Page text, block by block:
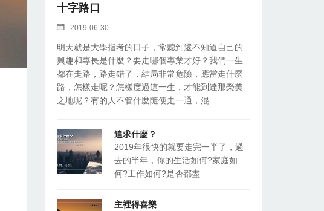
十字路口
2019-06-30
明天就是大學指考的日子，常聽到還不知道自己的
興趣和專長是什麼？要走哪個專業才好？我們一生
都在走路，路走錯了，結局非常危險，應當走什麼
路，怎樣走呢？怎樣度過這一生，才能到達那榮美
之地呢？有的人不管什麼隨便走一通，混
追求什麼？
2019年很快的就要走完一半了，過
去的半年，你的生活如何?家庭如
何?工作如何?是否都盡
主裡得喜樂